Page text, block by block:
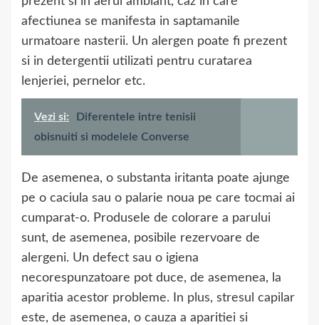
afectiunea se manifesta in saptamanile
urmatoare nasterii. Un alergen poate fi prezent
si in detergentii utilizati pentru curatarea
lenjeriei, pernelor etc.
Vezi si:
Diferentele intre tenisii
obisnuiti si modelele Converse
De asemenea, o substanta iritanta poate ajunge
pe o caciula sau o palarie noua pe care tocmai ai
cumparat-o. Produsele de colorare a parului
sunt, de asemenea, posibile rezervoare de
alergeni. Un defect sau o igiena
necorespunzatoare pot duce, de asemenea, la
aparitia acestor probleme. In plus, stresul capilar
este, de asemenea, o cauza a aparitiei si